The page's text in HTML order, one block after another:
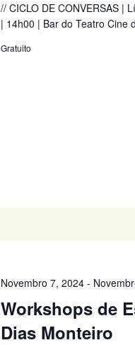
// CICLO DE CONVERSAS |
| 14h00 | Bar do Teatro Cine
Gratuito
Workshops de
Dias Monteiro
Novembro 7, 2024 -